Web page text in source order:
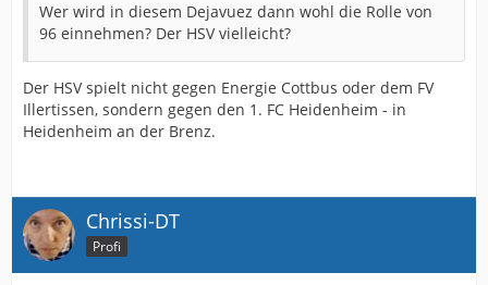
Wer wird in diesem Dejavuez dann wohl die Rolle von
96 einnehmen? Der HSV vielleicht?
Der HSV spielt nicht gegen Energie Cottbus oder dem FV
Illertissen, sondern gegen den 1. FC Heidenheim - in
Heidenheim an der Brenz.
Chrissi-DT
Profi